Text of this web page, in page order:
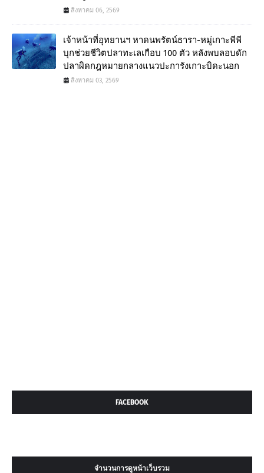
สิงหาคม 06, 2569
เจ้าหน้าที่อุทยานฯ หาดนพรัตน์ธารา-หมู่เกาะพีพี
บุกช่วยชีวิตปลาทะเลเกือบ 100 ตัว หลังพบลอบดัก
ปลาผิดกฎหมายกลางแนวปะการังเกาะบิดะนอก
สิงหาคม 03, 2569
FACEBOOK
จำนวนการดูหน้าเว็บรวม